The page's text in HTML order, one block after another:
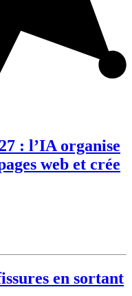
: l’IA organise
web et crée
en sortant